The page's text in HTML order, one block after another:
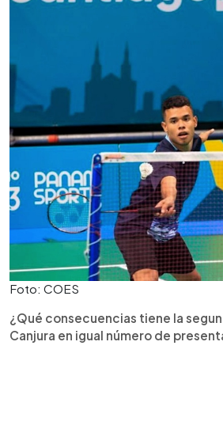
Foto: COES
¿Qué consecuencias tiene la
Canjura en igual número de